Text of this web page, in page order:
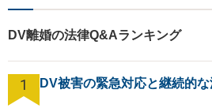
ょう。 地域のみ
す。
DV離婚の法律Q&Aランキング
1 DV被害の緊急対応と継続的